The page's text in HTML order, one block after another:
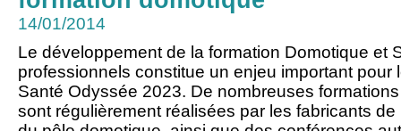
14/01/2014
Le développement de la formation Domotique et
professionnels constitue un enjeu important pour
Santé Odyssée 2023. De nombreuses
sont régulièrement réalisées par les fabricants